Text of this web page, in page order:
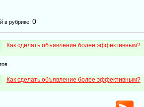
в рубрике: 0
Как сделать объявление более эффективным?
Как сделать объявление более эффективным?